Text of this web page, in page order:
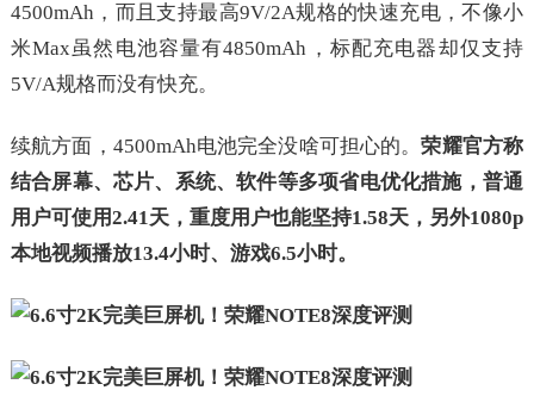
4500mAh，而且支持最高9V/2A规格的快速充电，不像小
米Max虽然电池容量有4850mAh，标配充电器却仅支持
5V/A规格而没有快充。
续航方面，4500mAh电池完全没啥可担心的。荣耀官方称
结合屏幕、芯片、系统、软件等多项省电优化措施，普通
用户可使用2.41天，重度用户也能坚持1.58天，另外1080p
本地视频播放13.4小时、游戏6.5小时。